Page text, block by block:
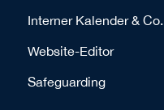
Interner Kalender & Co.
Website-Editor
Safeguarding